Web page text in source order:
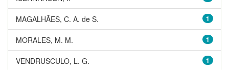
1
MAGALHÃES, C. A. de S.
1
MORALES, M. M.
1
VENDRUSCULO, L. G.